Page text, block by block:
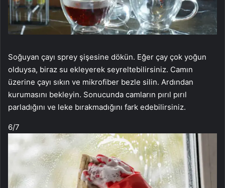
Soğuyan çayı sprey şişesine dökün. Eğer çay çok yoğun
olduysa, biraz su ekleyerek seyreltebilirsiniz. Camın
üzerine çayı sıkın ve mikrofiber bezle silin. Ardından
kurumasını bekleyin. Sonucunda camların pırıl pırıl
parladığını ve leke bırakmadığını fark edebilirsiniz.
6/7